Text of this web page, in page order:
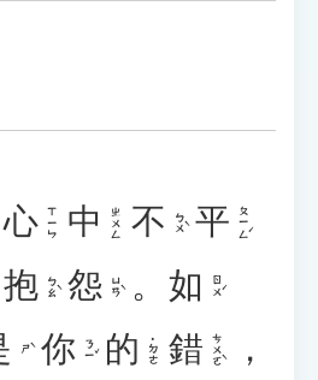
心 ㄒㄧㄣ 中 ㄓㄨㄥ 不 ㄅㄨˋ 平 ㄆㄧㄥˊ
抱 ㄅㄠˋ 怨 ㄩㄢˋ 。 如 ㄖㄨˊ
ㄕˋ 你 ㄋㄧˇ 的 ˙ㄉㄜ 錯 ㄘㄨㄛˋ
，